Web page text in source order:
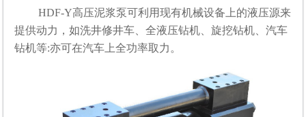
HDF-Y高压泥浆泵可利用现有机械设备上的液压源来
提供动力，如洗井修井车、全液压钻机、旋挖钻机、汽车
钻机等:亦可在汽车上全功率取力。